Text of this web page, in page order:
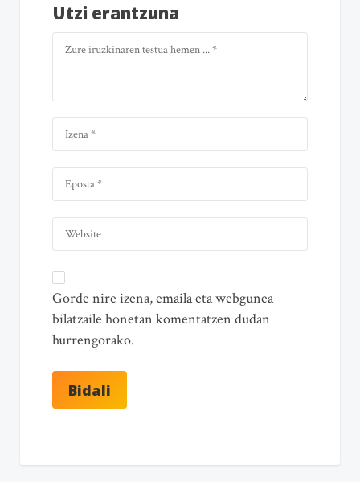
Utzi erantzuna
Gorde nire izena, emaila eta webgunea
bilatzaile honetan komentatzen dudan
hurrengorako.